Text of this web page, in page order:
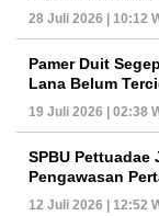
28 Juli 2026 | 10:12
Pamer Duit
Lana Belum
19 Juli 2026 | 02:38
SPBU Pettuadae
Pengawasan
12 Juli 2026 | 12:52